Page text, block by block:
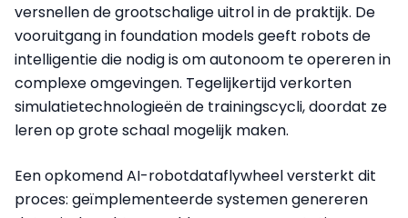
versnellen de grootschalige uitrol in de praktijk. De
vooruitgang in foundation models geeft robots de
intelligentie die nodig is om autonoom te opereren in
complexe omgevingen. Tegelijkertijd verkorten
simulatietechnologieën de trainingscycli, doordat ze
leren op grote schaal mogelijk maken.
Een opkomend AI-robotdataflywheel versterkt dit
proces: geïmplementeerde systemen genereren